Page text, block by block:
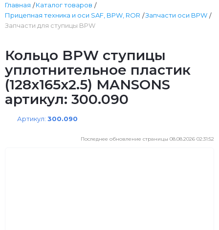
Главная
Каталог товаров
Прицепная техника и оси SAF, BPW, ROR
Запчасти оси BPW
Запчасти для ступицы BPW
Кольцо BPW ступицы
уплотнительное пластик
(128x165x2.5) MANSONS
артикул: 300.090
Артикул: 300.090
Последнее обновление страницы 08.08.2026 02:31:52